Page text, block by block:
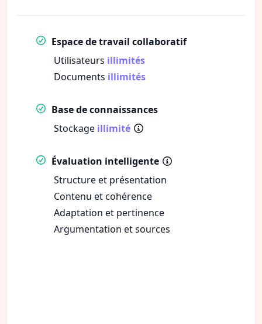
Espace de travail collaboratif
Utilisateurs illimités
Documents illimités
Base de connaissances
Stockage illimité
Évaluation intelligente
Structure et présentation
Contenu et cohérence
Adaptation et pertinence
Argumentation et sources